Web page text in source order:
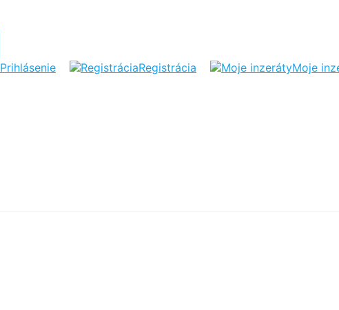
Prihlásenie Registrácia Moje